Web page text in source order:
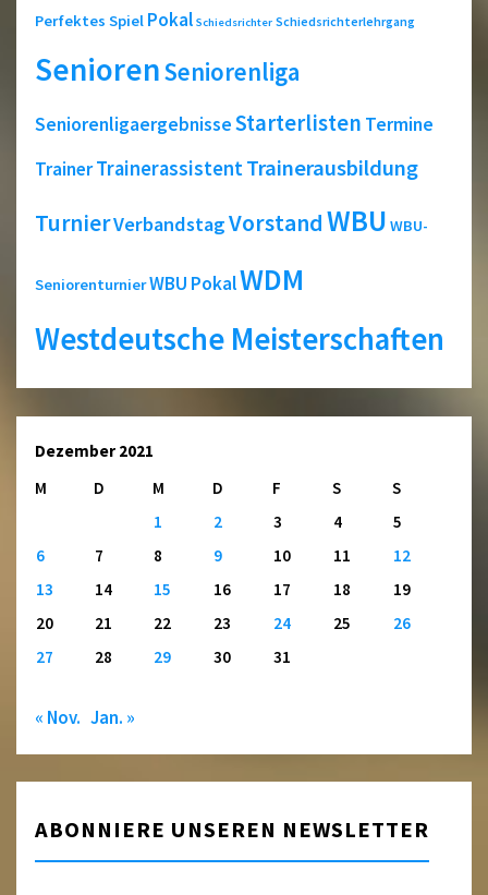
Perfektes Spiel Pokal Schiedsrichter Schiedsrichterlehrgang
SeniorenSeniorenliga
SeniorenligaergebnisseStarterlisten Termine
TrainerTrainerassistentTrainerausbildung
TurnierVerbandstagVorstandWBU WBU-
SeniorenturnierWBU PokalWDM
Westdeutsche Meisterschaften
Dezember 2021
M
D M D F S
S
1
2 3 4
5
6
7 8 9 10 11
12
13
14 15 16 17 18
19
20
21 22 23 24 25
26
27
28 29 30 31
« Nov. Jan. »
ABONNIERE UNSEREN NEWSLETTER